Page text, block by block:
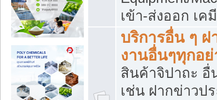
เข้า-ส่งออก เ
บริการอื่น ๆ
งานอื่นๆทุกอ
สินค้าจิปาถะ อื่
เช่น ฝากข่าวป